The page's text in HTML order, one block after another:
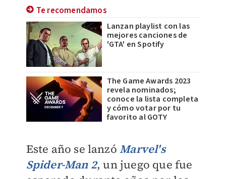
Te recomendamos
Lanzan playlist con las
mejores canciones de
'GTA' en Spotify
The Game Awards 2023
revela nominados;
conoce la lista completa
y cómo votar por tu
favorito al GOTY
Este año se lanzóMarvel's
Spider-Man 2, un juego que fue